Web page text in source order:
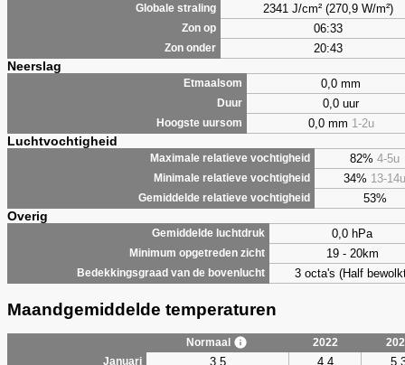
Globale straling 2341 J/cm² (270,9 W/m²)
Zon op 06:33
Zon onder 20:43
Neerslag
Etmaalsom 0,0 mm
Duur 0,0 uur
Hoogste uursom 0,0 mm 1-2u
Luchtvochtigheid
Maximale relatieve vochtigheid 82% 4-5u
Minimale relatieve vochtigheid 34% 13-14u
Gemiddelde relatieve vochtigheid 53%
Overig
Gemiddelde luchtdruk 0,0 hPa
Minimum opgetreden zicht 19 - 20km
Bedekkingsgraad van de bovenlucht 3 octa's (Half
Maandgemiddelde temperaturen
Normaal 2022
Januari
3,5 4,4